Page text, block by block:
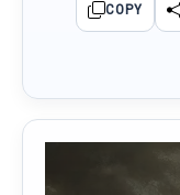
COPY